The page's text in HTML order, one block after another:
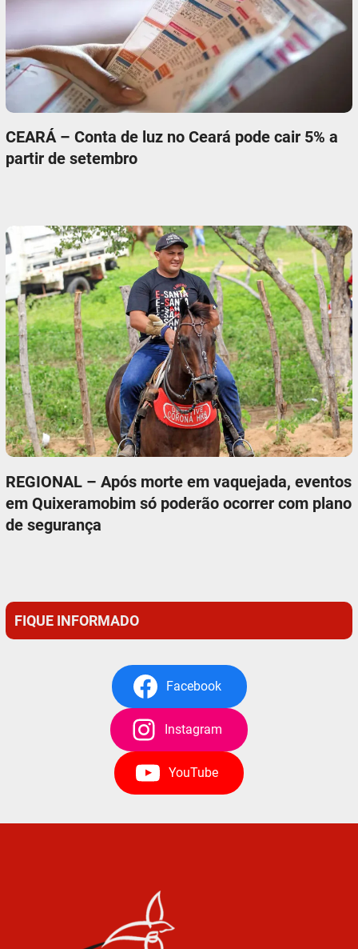
CEARÁ – Conta de luz no Ceará pode cair 5% a
partir de setembro
REGIONAL – Após morte em vaquejada, eventos
em Quixeramobim só poderão ocorrer com plano
de segurança
FIQUE INFORMADO
Facebook
Instagram
YouTube